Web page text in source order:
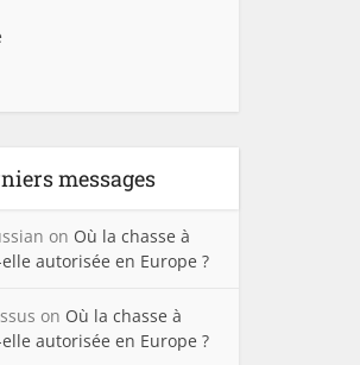
messages
on Où la chasse à
elle autorisée en Europe ?
on Où la chasse à
elle autorisée en Europe ?